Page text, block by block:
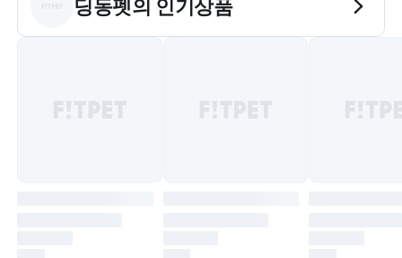
딩동펫의 인기상품